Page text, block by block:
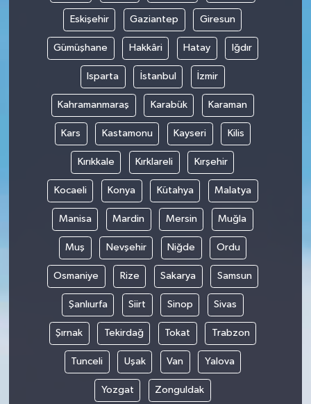
Eskişehir Gaziantep Giresun
Gümüşhane Hakkâri Hatay Iğdır
Isparta İstanbul İzmir
Kahramanmaraş Karabük Karaman
Kars Kastamonu Kayseri Kilis
Kırıkkale Kırklareli Kırşehir
Kocaeli Konya Kütahya Malatya
Manisa Mardin Mersin Muğla
Muş Nevşehir Niğde Ordu
Osmaniye Rize Sakarya Samsun
Şanlıurfa Siirt Sinop Sivas
Şırnak Tekirdağ Tokat Trabzon
Tunceli Uşak Van Yalova
Yozgat Zonguldak